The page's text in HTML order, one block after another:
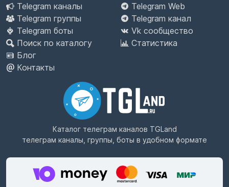
Telegram каналы
Telegram группы
Telegram боты
Поиск по каталогу
Блог
Контакты
Telegram Web
Telegram канал
Vk сообщество
Статистика
Каталог телеграм каналов TGLand
телеграм каналы, группы, боты в удобном формате